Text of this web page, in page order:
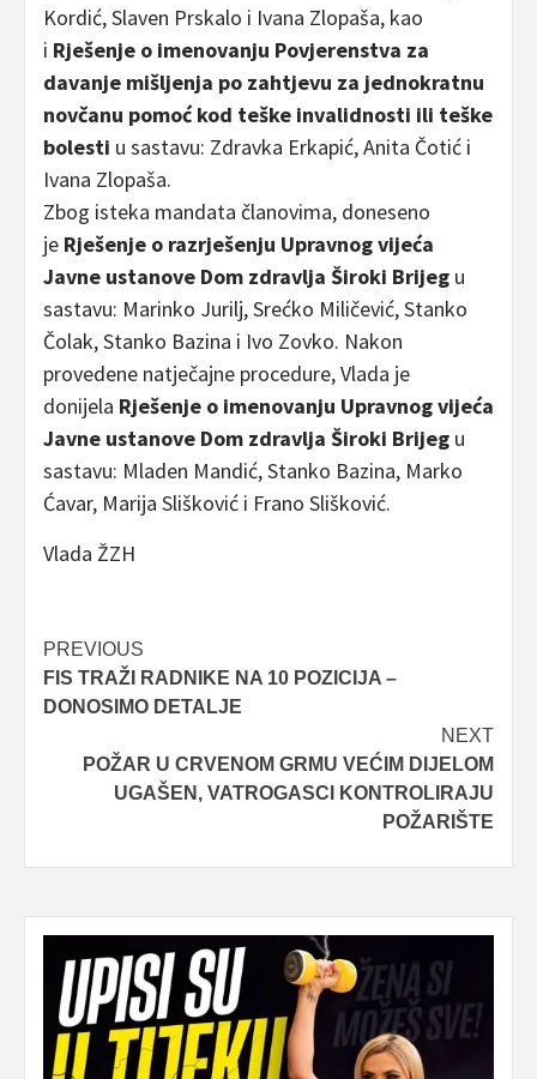
Kordić, Slaven Prskalo i Ivana Zlopaša, kao
i Rješenje o imenovanju Povjerenstva za
davanje mišljenja po zahtjevu za jednokratnu
novčanu pomoć kod teške invalidnosti ili teške
bolesti u sastavu: Zdravka Erkapić, Anita Čotić i
Ivana Zlopaša.
Zbog isteka mandata članovima, doneseno
je Rješenje o razrješenju Upravnog vijeća
Javne ustanove Dom zdravlja Široki Brijeg u
sastavu: Marinko Jurilj, Srećko Miličević, Stanko
Čolak, Stanko Bazina i Ivo Zovko. Nakon
provedene natječajne procedure, Vlada je
donijela Rješenje o imenovanju Upravnog vijeća
Javne ustanove Dom zdravlja Široki Brijeg u
sastavu: Mladen Mandić, Stanko Bazina, Marko
Ćavar, Marija Slišković i Frano Slišković.
Vlada ŽZH
Post
navigation
PREVIOUS
FIS TRAŽI RADNIKE NA 10 POZICIJA –
DONOSIMO DETALJE
NEXT
POŽAR U CRVENOM GRMU VEĆIM DIJELOM
UGAŠEN, VATROGASCI KONTROLIRAJU
POŽARIŠTE